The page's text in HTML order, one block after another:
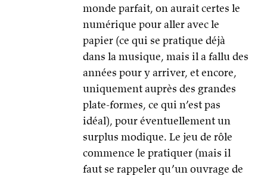
monde parfait, on aurait certes le
numérique pour aller avec le
papier (ce qui se pratique déjà
dans la musique, mais il a fallu des
années pour y arriver, et encore,
uniquement auprès des grandes
plate-formes, ce qui n’est pas
idéal), pour éventuellement un
surplus modique. Le jeu de rôle
commence le pratiquer (mais il
faut se rappeler qu’un ouvrage de